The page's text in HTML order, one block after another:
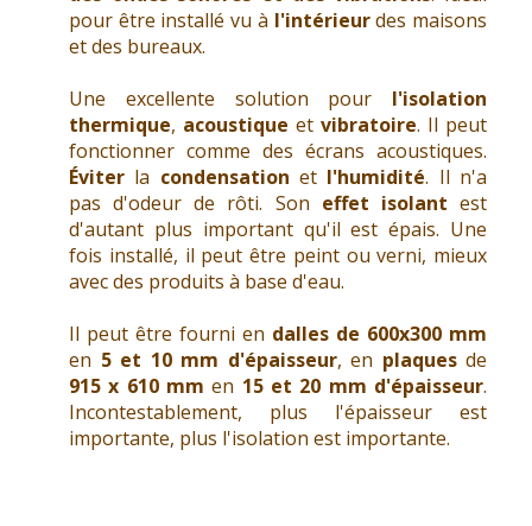
pour être installé vu à l'intérieurdes maisons
et des bureaux.
Une excellente solution pour l'isolation
thermique, acoustique et vibratoire. Il peut
fonctionner comme des écrans acoustiques.
Éviter la condensationet l'humidité. Il n'a
pas d'odeur de rôti. Son effet isolant est
d'autant plus important qu'il est épais. Une
fois installé, il peut être peint ou verni, mieux
avec des produits à base d'eau.
Il peut être fourni en dalles de 600x300 mm
en 5 et 10 mm d'épaisseur, en plaquesde
915 x 610 mm en 15 et 20 mm d'épaisseur.
Incontestablement, plus l'épaisseur est
importante, plus l'isolation est importante.